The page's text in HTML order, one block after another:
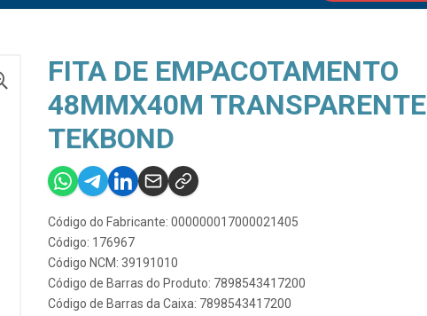
FITA DE EMPACOTAMENTO
48MMX40M TRANSPARENTE
TEKBOND
Código do Fabricante: 000000017000021405
Código: 176967
Código NCM: 39191010
Código de Barras do Produto: 7898543417200
Código de Barras da Caixa: 7898543417200